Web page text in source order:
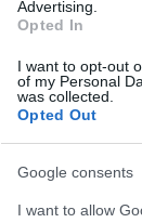
Advertising.
Opted In
I want to opt-out
of my Personal
was collected.
Opted Out
Google consents
I want to allow